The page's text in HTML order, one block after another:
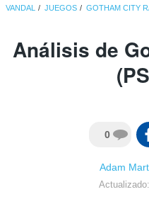
VANDAL JUEGOS GOTHAM CITY
Análisis de
0
Adam